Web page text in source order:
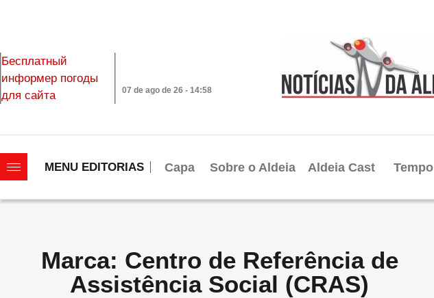
Бесплатный
информер погоды
для сайта
07 de ago de 26 - 14:58
MENU EDITORIAS Capa Sobre o Aldeia Aldeia Cast Tempo
Marca: Centro de Referência de
Assistência Social (CRAS)